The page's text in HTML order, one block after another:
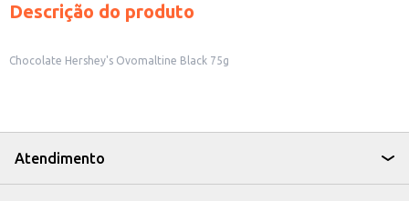
Descrição do produto
Chocolate Hershey's Ovomaltine Black 75g
Atendimento